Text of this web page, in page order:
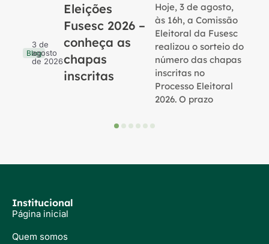
Blog
3 de
agosto
de 2026
Eleições
Fusesc 2026 –
conheça as
chapas
inscritas
Hoje, 3 de agosto,
às 16h, a Comissão
Eleitoral da Fusesc
realizou o sorteio do
número das chapas
inscritas no
Processo Eleitoral
2026. O prazo
Institucional
Página inicial
Quem somos